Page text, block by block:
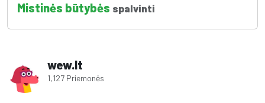
Mistinės būtybės spalvinti
wew.lt
1,127 Priemonės